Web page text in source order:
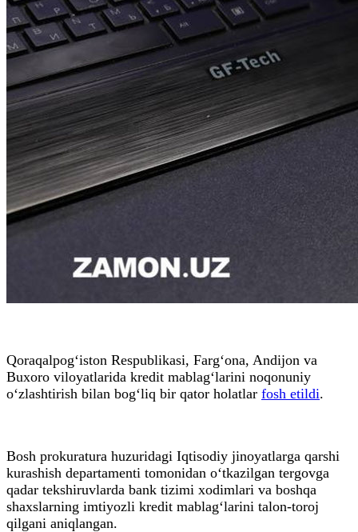
Qoraqalpog‘iston Respublikasi, Farg‘ona, Andijon va
Buxoro viloyatlarida kredit mablag‘larini noqonuniy
o‘zlashtirish bilan bog‘liq bir qator holatlar fosh etildi.
Bosh prokuratura huzuridagi Iqtisodiy jinoyatlarga qarshi
kurashish departamenti tomonidan o‘tkazilgan tergovga
qadar tekshiruvlarda bank tizimi xodimlari va boshqa
shaxslarning imtiyozli kredit mablag‘larini talon-toroj
qilgani aniqlangan.